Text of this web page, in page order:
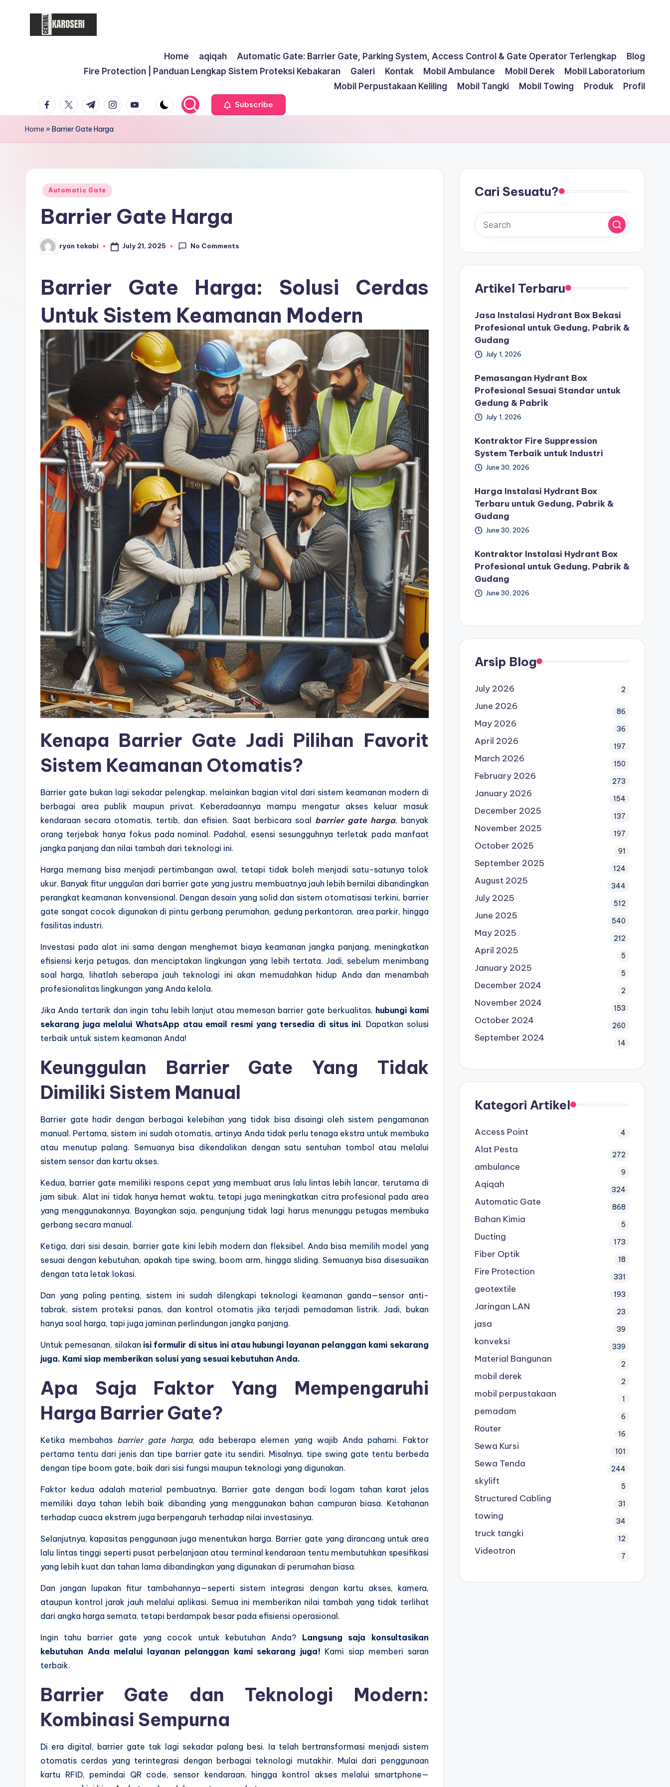
r
l
Home aqiqah Automatic Gate: Barrier Gate, Parking System, Access Control & Gate Operator Terlengkap
Blog
Fire Protection | Panduan Lengkap Sistem Proteksi Kebakaran
Galeri Kontak Mobil Ambulance Mobil Derek
Mobil Laboratorium
Mobil Perpustakaan Keliling
Mobil Tangki Mobil Towing Produk
Profil
facebook.com
twitter.com
t.me instagram.com
youtube.com Subscribe
Home »Barrier Gate Harga
Posted
Automatic Gate
Barrier Gate Harga
Posted
by
ryan tokabi July 21, 2025 No Comments
Barrier Gate Harga: Solusi Cerdas
Untuk Sistem Keamanan Modern
Kenapa Barrier Gate Jadi Pilihan Favorit
Sistem Keamanan Otomatis?
Barrier gate bukan lagi sekadar pelengkap, melainkan bagian vital dari sistem keamanan modern di
berbagai area publik maupun privat. Keberadaannya mampu mengatur akses keluar masuk
kendaraan secara otomatis, tertib, dan efisien. Saat berbicara soal barrier gate harga, banyak
orang terjebak hanya fokus pada nominal. Padahal, esensi sesungguhnya terletak pada manfaat
jangka panjang dan nilai tambah dari teknologi ini.
Harga memang bisa menjadi pertimbangan awal, tetapi tidak boleh menjadi satu-satunya tolok
ukur. Banyak fitur unggulan dari barrier gate yang justru membuatnya jauh lebih bernilai dibandingkan
perangkat keamanan konvensional. Dengan desain yang solid dan sistem otomatisasi terkini, barrier
gate sangat cocok digunakan di pintu gerbang perumahan, gedung perkantoran, area parkir, hingga
fasilitas industri.
Investasi pada alat ini sama dengan menghemat biaya keamanan jangka panjang, meningkatkan
efisiensi kerja petugas, dan menciptakan lingkungan yang lebih tertata. Jadi, sebelum menimbang
soal harga, lihatlah seberapa jauh teknologi ini akan memudahkan hidup Anda dan menambah
profesionalitas lingkungan yang Anda kelola.
Jika Anda tertarik dan ingin tahu lebih lanjut atau memesan barrier gate berkualitas, hubungi kami
sekarang juga melalui WhatsApp atau email resmi yang tersedia di situs ini. Dapatkan solusi
terbaik untuk sistem keamanan Anda!
Keunggulan Barrier Gate Yang Tidak
Dimiliki Sistem Manual
Barrier gate hadir dengan berbagai kelebihan yang tidak bisa disaingi oleh sistem pengamanan
manual. Pertama, sistem ini sudah otomatis, artinya Anda tidak perlu tenaga ekstra untuk membuka
atau menutup palang. Semuanya bisa dikendalikan dengan satu sentuhan tombol atau melalui
sistem sensor dan kartu akses.
Kedua, barrier gate memiliki respons cepat yang membuat arus lalu lintas lebih lancar, terutama di
jam sibuk. Alat ini tidak hanya hemat waktu, tetapi juga meningkatkan citra profesional pada area
yang menggunakannya. Bayangkan saja, pengunjung tidak lagi harus menunggu petugas membuka
gerbang secara manual.
Ketiga, dari sisi desain, barrier gate kini lebih modern dan fleksibel. Anda bisa memilih model yang
sesuai dengan kebutuhan, apakah tipe swing, boom arm, hingga sliding. Semuanya bisa disesuaikan
dengan tata letak lokasi.
Dan yang paling penting, sistem ini sudah dilengkapi teknologi keamanan ganda—sensor anti-
tabrak, sistem proteksi panas, dan kontrol otomatis jika terjadi pemadaman listrik. Jadi, bukan
hanya soal harga, tapi juga jaminan perlindungan jangka panjang.
Untuk pemesanan, silakan isi formulir di situs ini atau hubungi layanan pelanggan kami sekarang
juga. Kami siap memberikan solusi yang sesuai kebutuhan Anda.
Apa Saja Faktor Yang Mempengaruhi
Harga Barrier Gate?
Ketika membahas barrier gate harga, ada beberapa elemen yang wajib Anda pahami. Faktor
pertama tentu dari jenis dan tipe barrier gate itu sendiri. Misalnya, tipe swing gate tentu berbeda
dengan tipe boom gate, baik dari sisi fungsi maupun teknologi yang digunakan.
Faktor kedua adalah material pembuatnya. Barrier gate dengan bodi logam tahan karat jelas
memiliki daya tahan lebih baik dibanding yang menggunakan bahan campuran biasa. Ketahanan
terhadap cuaca ekstrem juga berpengaruh terhadap nilai investasinya.
Selanjutnya, kapasitas penggunaan juga menentukan harga. Barrier gate yang dirancang untuk area
lalu lintas tinggi seperti pusat perbelanjaan atau terminal kendaraan tentu membutuhkan spesifikasi
yang lebih kuat dan tahan lama dibandingkan yang digunakan di perumahan biasa.
Dan jangan lupakan fitur tambahannya—seperti sistem integrasi dengan kartu akses, kamera,
ataupun kontrol jarak jauh melalui aplikasi. Semua ini memberikan nilai tambah yang tidak terlihat
dari angka harga semata, tetapi berdampak besar pada efisiensi operasional.
Ingin tahu barrier gate yang cocok untuk kebutuhan Anda? Langsung saja konsultasikan
kebutuhan Anda melalui layanan pelanggan kami sekarang juga! Kami siap memberi saran
terbaik.
Barrier Gate dan Teknologi Modern:
Kombinasi Sempurna
Di era digital, barrier gate tak lagi sekadar palang besi. Ia telah bertransformasi menjadi sistem
otomatis cerdas yang terintegrasi dengan berbagai teknologi mutakhir. Mulai dari penggunaan
kartu RFID, pemindai QR code, sensor kendaraan, hingga kontrol akses melalui smartphone—
Cari Sesuatu?
Artikel Terbaru
Jasa Instalasi Hydrant Box Bekasi
Profesional untuk Gedung, Pabrik &
Gudang
July 1, 2026
Pemasangan Hydrant Box
Profesional Sesuai Standar untuk
Gedung & Pabrik
July 1, 2026
Kontraktor Fire Suppression
System Terbaik untuk Industri
June 30, 2026
Harga Instalasi Hydrant Box
Terbaru untuk Gedung, Pabrik &
Gudang
June 30, 2026
Kontraktor Instalasi Hydrant Box
Profesional untuk Gedung, Pabrik &
Gudang
June 30, 2026
Arsip Blog
July 2026 2
June 2026 86
May 2026 36
April 2026 197
March 2026 150
February 2026 273
January 2026 154
December 2025 137
November 2025 197
October 2025 91
September 2025 124
August 2025 344
July 2025 512
June 2025 540
May 2025 212
April 2025 5
January 2025 5
December 2024 2
November 2024 153
October 2024 260
September 2024 14
Kategori Artikel
Access Point 4
Alat Pesta 272
ambulance 9
Aqiqah 324
Automatic Gate 868
Bahan Kimia 5
Ducting 173
Fiber Optik 18
Fire Protection 331
geotextile 193
Jaringan LAN 23
jasa 39
konveksi 339
Material Bangunan 2
mobil derek 2
mobil perpustakaan 1
pemadam 6
Router 16
Sewa Kursi 101
Sewa Tenda 244
skylift 5
Structured Cabling 31
towing 34
truck tangki 12
Videotron 7